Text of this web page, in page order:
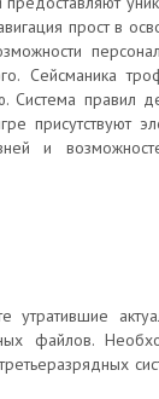
прост в
Сейсманика
Система правил
присутствуют
и
файлов.